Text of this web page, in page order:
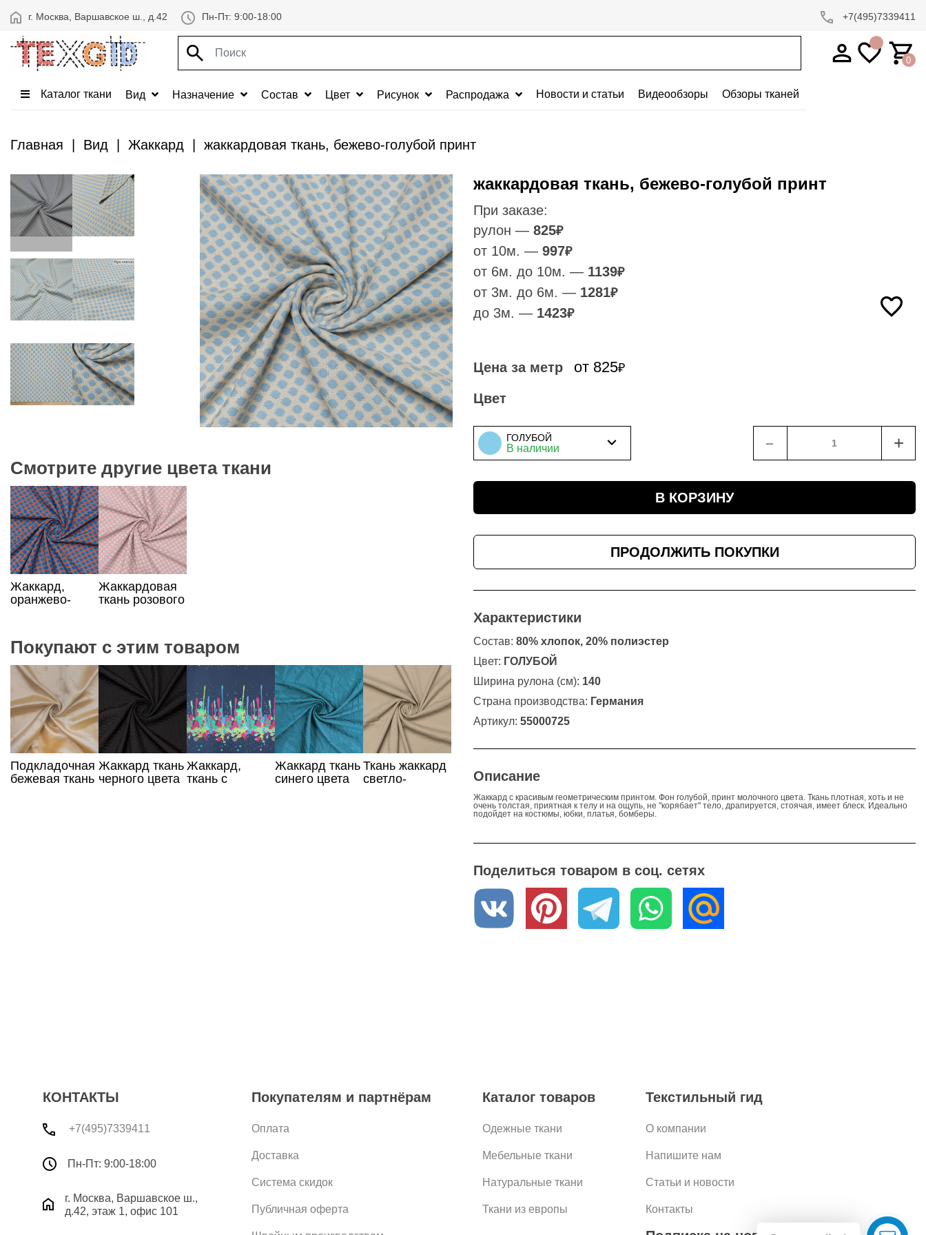
г. Москва, Варшавское ш., д.42 Пн-Пт: 9:00-18:00 +7(495)7339411
0
Каталог ткани Вид Назначение Состав Цвет Рисунок Распродажа Новости и статьи Видеообзоры Обзоры тканей
Главная Вид Жаккард жаккардовая ткань, бежево-голубой принт
жаккардовая ткань, бежево-голубой принт
При заказе:
рулон — 825₽
от 10м. — 997₽
от 6м. до 10м. — 1139₽
от 3м. до 6м. — 1281₽
до 3м. — 1423₽
Цена за метр от 825₽
Цвет
ГОЛУБОЙ
В наличии ﹣ +
В КОРЗИНУ
ПРОДОЛЖИТЬ ПОКУПКИ
Характеристики
Состав: 80% хлопок, 20% полиэстер
Цвет: ГОЛУБОЙ
Ширина рулона (см): 140
Страна производства: Германия
Артикул: 55000725
Описание
Жаккард с красивым геометрическим принтом. Фон голубой, принт молочного цвета. Ткань плотная, хоть и не
очень толстая, приятная к телу и на ощупь, не "корябает" тело, драпируется, стоячая, имеет блеск. Идеально
подойдет на костюмы, юбки, платья, бомберы.
Поделиться товаром в соц. сетях
Смотрите другие цвета ткани
Жаккард,
оранжево-
Жаккардовая
ткань розового
Покупают с этим товаром
Подкладочная
бежевая ткань
Жаккард ткань
черного цвета
Жаккард,
ткань с
Жаккард ткань
синего цвета
Ткань жаккард
светло-
КОНТАКТЫ
+7(495)7339411
Пн-Пт: 9:00-18:00
г. Москва, Варшавское ш.,
д.42, этаж 1, офис 101
Покупателям и партнёрам
Оплата
Доставка
Система скидок
Публичная оферта
Каталог товаров
Одежные ткани
Мебельные ткани
Натуральные ткани
Ткани из европы
Текстильный гид
О компании
Напишите нам
Статьи и новости
Контакты